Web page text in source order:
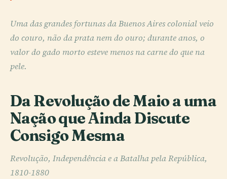
Uma das grandes fortunas da Buenos Aires colonial veio
do couro, não da prata nem do ouro; durante anos, o
valor do gado morto esteve menos na carne do que na
pele.
Da Revolução de Maio a uma
Nação que Ainda Discute
Consigo Mesma
Revolução, Independência e a Batalha pela República,
1810-1880